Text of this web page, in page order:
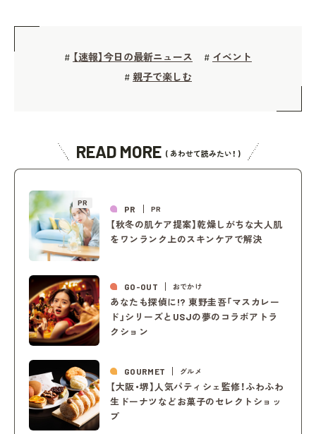
# 【速報】今日の最新ニュース # イベント
# 親子で楽しむ
READ MORE ( あわせて読みたい！ )
PR
PR PR
【秋冬の肌ケア提案】乾燥しがちな大人肌
をワンランク上のスキンケアで解決
GO-OUT おでかけ
あなたも探偵に!? 東野圭吾「マスカレー
ド」シリーズとUSJの夢のコラボアトラ
クション
GOURMET グルメ
【大阪・堺】人気パティシェ監修！ふわふわ
生ドーナツなどお菓子のセレクトショッ
プ